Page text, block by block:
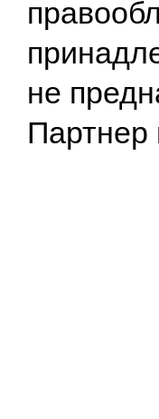
не
Партнер